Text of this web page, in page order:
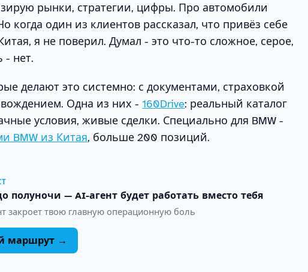
рынки, стратегии, цифры. Про автомобили
когда один из клиентов рассказал, что привёз себе
я не поверил. Думал - это что-то сложное, серое,
- нет.
делают это системно: с документами, страховкой
Одна из них -160Drive: реальный каталог
условия, живые сделки. Специально для BMW -
BMW из Китая, больше 200 позиций.
полуночи — AI-агент будет работать вместо тебя
закроет твою главную операционную боль
маршрут →